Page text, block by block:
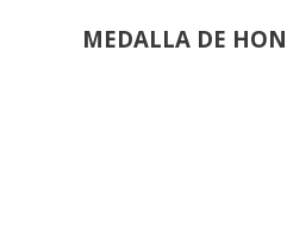
MEDALLA DE